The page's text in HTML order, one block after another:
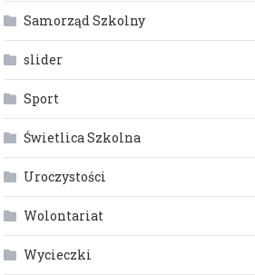
Samorząd Szkolny
slider
Sport
Świetlica Szkolna
Uroczystości
Wolontariat
Wycieczki